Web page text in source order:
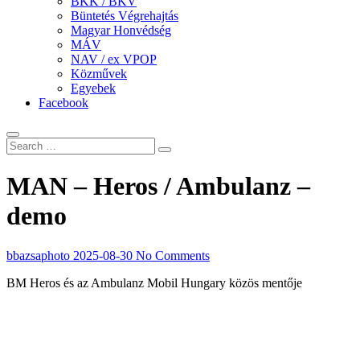
Büntetés Végrehajtás
Magyar Honvédség
MÁV
NAV / ex VPOP
Közművek
Egyebek
Facebook
MAN – Heros / Ambulanz –
demo
bbazsaphoto 2025-08-30 No Comments
BM Heros és az Ambulanz Mobil Hungary közös mentője